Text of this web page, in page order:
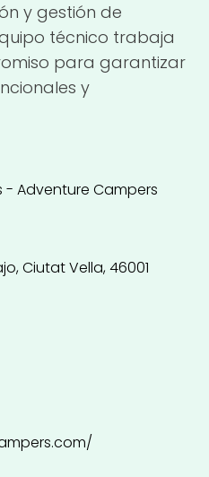
y gestión de
técnico trabaja
para garantizar
y
- Adventure Campers
Ciutat Vella, 46001